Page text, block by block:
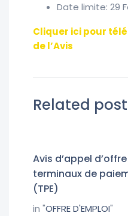
Date limite: 29
Cliquer ici pour
de l’Avis
Related post
Avis d’appel
terminaux de
(TPE)
in "OFFRE D'EMPLOI"